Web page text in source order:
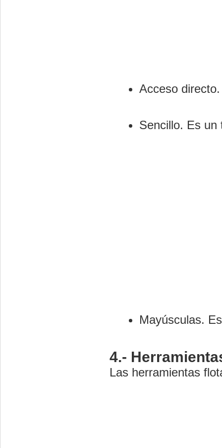
Acceso
Sencillo. Es un
Mayúsculas.
4.-
Las herramientas